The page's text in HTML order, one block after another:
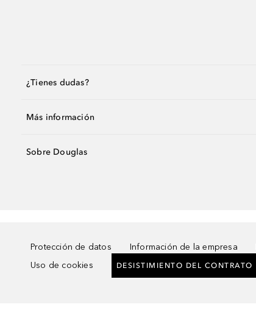
¿Tienes dudas?
Más información
Sobre Douglas
Protección de datos Información de la empresa
Uso de cookies
DESISTIMIENTO DEL CONTRATO